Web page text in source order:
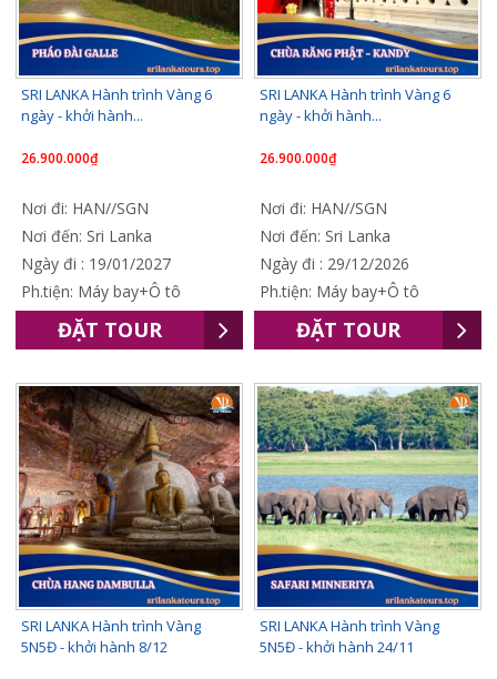
SRI LANKA Hành trình Vàng 6
ngày - khởi hành...
26.900.000₫
Nơi đi: HAN//SGN
Nơi đến: Sri Lanka
Ngày đi : 19/01/2027
Ph.tiện: Máy bay+Ô tô
ĐẶT TOUR
SRI LANKA Hành trình Vàng 6
ngày - khởi hành...
26.900.000₫
Nơi đi: HAN//SGN
Nơi đến: Sri Lanka
Ngày đi : 29/12/2026
Ph.tiện: Máy bay+Ô tô
ĐẶT TOUR
SRI LANKA Hành trình Vàng
5N5Đ - khởi hành 8/12
SRI LANKA Hành trình Vàng
5N5Đ - khởi hành 24/11